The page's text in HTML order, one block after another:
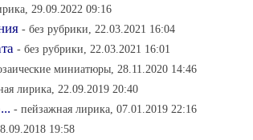
29.09.2022 09:16
- без рубрики, 22.03.2021 16:04
- без рубрики, 22.03.2021 16:01
миниатюры, 28.11.2020 14:46
лирика, 22.09.2019 20:40
- пейзажная лирика, 07.01.2019 22:16
19:58